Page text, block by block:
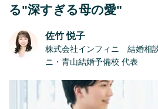
る"深すぎる母の愛"
佐竹 悦子
株式会社インフィニ 結婚相
ニ・青山結婚予備校 代表